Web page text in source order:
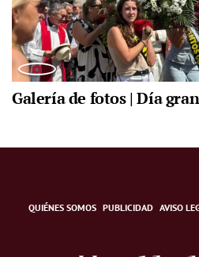
Galería de fotos | Día
QUIÉNES SOMOS PUBLICIDAD AVISO